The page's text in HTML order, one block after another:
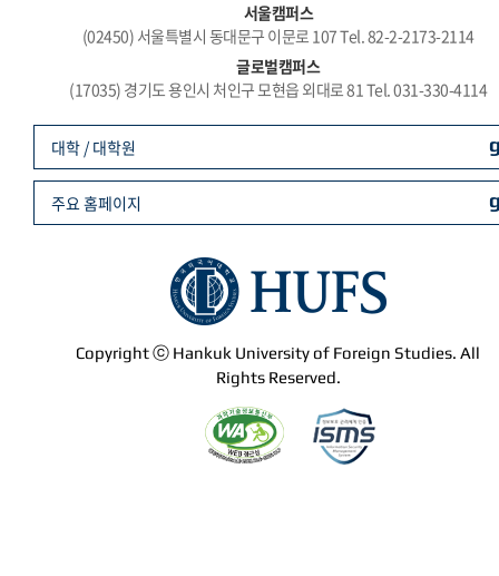
서울캠퍼스
(02450) 서울특별시 동대문구 이문로 107 Tel. 82-2-2173-2114
글로벌캠퍼스
(17035) 경기도 용인시 처인구 모현읍 외대로 81 Tel. 031-330-4114
Copyright ⓒ Hankuk University of Foreign Studies. All
Rights Reserved.
대학 / 대학원
주요 홈페이지